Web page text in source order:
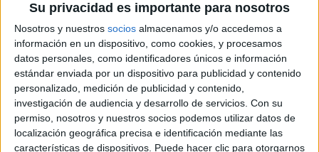
Su privacidad es importante para nosotros
Nosotros y nuestros socios almacenamos y/o accedemos a
información en un dispositivo, como cookies, y procesamos
datos personales, como identificadores únicos e información
estándar enviada por un dispositivo para publicidad y contenido
personalizado, medición de publicidad y contenido,
investigación de audiencia y desarrollo de servicios. Con su
permiso, nosotros y nuestros socios podemos utilizar datos de
localización geográfica precisa e identificación mediante las
características de dispositivos. Puede hacer clic para otorgarnos
Comunidad:
La Rioja
Año del examen:
2013
Mes de examen:
Junio
Asignatura:
Física
Fichero Examen:
examen-selectividad-fisica-rioja-2013-junio.pdf